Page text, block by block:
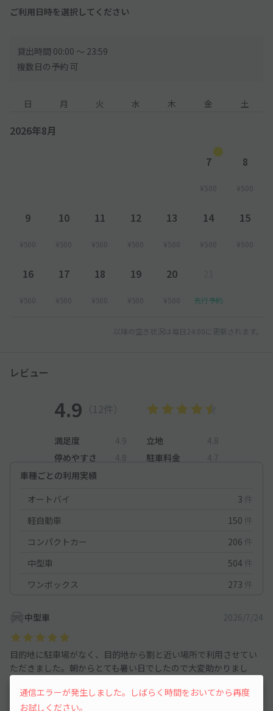
ご利用日時を選択してください
貸出時間 00:00 〜 23:59
複数日の予約 可
日 月 火 水 木 金 土
2026年8月
7
¥500
8
¥500
9
¥500
10
¥500
11
¥500
12
¥500
13
¥500
14
¥500
15
¥500
16
¥500
17
¥500
18
¥500
19
¥500
20
¥500 先行予約
以降の空き状況は毎日24:00に更新されます。
レビュー
4.9 （12件）
満足度 4.9 立地
4.8
停めやすさ
4.8 駐車料金
4.7
車種ごとの利用実績
オートバイ
3 件
軽自動車
150 件
コンパクトカー
206 件
中型車
504 件
ワンボックス
273 件
中型車 2026/7/24
目的地に駐車場がなく、目的地から割と近い場所で利用させてい
ただきました。朝からとても暑い日でしたので大変助かりまし
た。
通信エラーが発生しました。しばらく時間をおいてから再度
お試しください。